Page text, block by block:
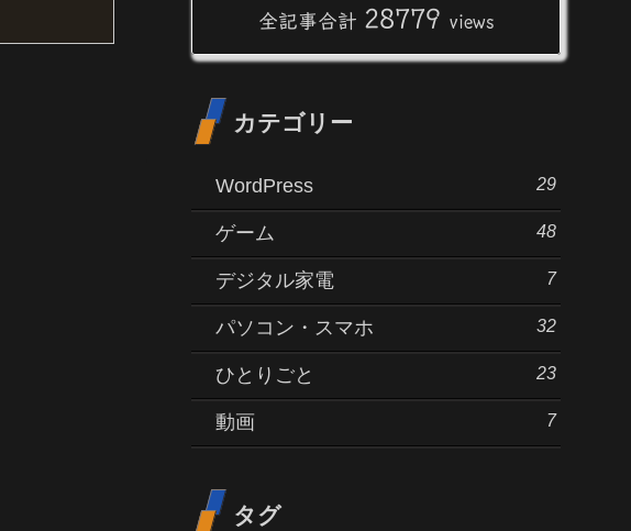
全記事合計 28779 views
カテゴリー
WordPress 29
ゲーム 48
デジタル家電 7
パソコン・スマホ 32
ひとりごと 23
動画 7
タグ